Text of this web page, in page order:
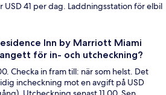
USD 41 per dag. Laddningsstation för elbil
Inn by Marriott Miami
för in- och utcheckning?
Checka in fram till: när som helst. Det
incheckning mot en avgift på USD